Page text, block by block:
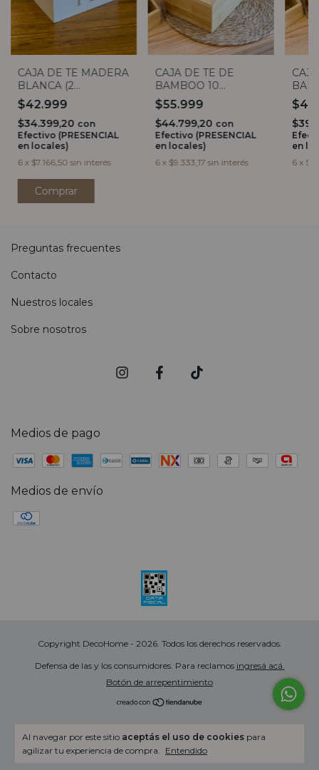
Al navegar por este sitio aceptás el uso de cookies para
agilizar tu experiencia de compra. Entendido
CAJA DE TE MADERA
BLANCA (2
MEDIDAS)
$42.999
$34.399,20 con
Efectivo (PRESENCIAL
en locales)
6 x $7.166,50 sin interés
Comprar
CAJA DE TE DE
BAMBOO 10
DIVISIONES
$55.999
$44.799,20 con
Efectivo (PRESENCIAL
en locales)
6 x $9.333,17 sin interés
en
6 x
Preguntas frecuentes
Contacto
Nuestros locales
Sobre nosotros
Medios de pago
Medios de envío
Copyright DecoHome - 2026. Todos los derechos reservados.
Defensa de las y los consumidores. Para reclamos ingresá acá.
Botón de arrepentimiento